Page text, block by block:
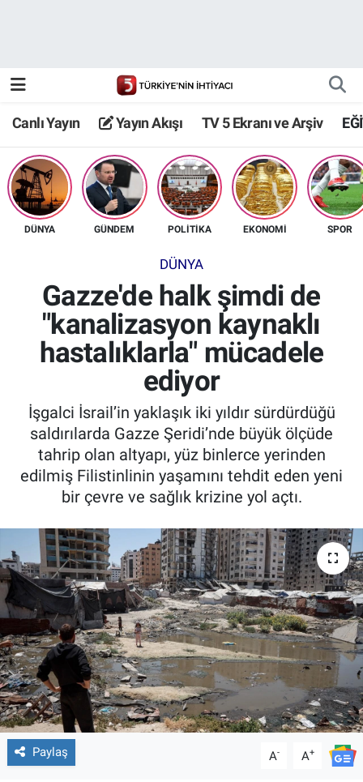
Canlı Yayın Yayın Akışı TV 5 Ekranı ve Arşiv
DÜNYA GÜNDEM POLİTİKA EKONOMİ SPOR
DÜNYA
Gazze'de halk şimdi de
"kanalizasyon kaynaklı
hastalıklarla" mücadele
ediyor
İşgalci İsrail’in yaklaşık iki yıldır sürdürdüğü
saldırılarda Gazze Şeridi’nde büyük ölçüde
tahrip olan altyapı, yüz binlerce yerinden
edilmiş Filistinlinin yaşamını tehdit eden yeni
bir çevre ve sağlık krizine yol açtı.
Paylaş A- A+
TV 5 Ekranı ve Arşiv